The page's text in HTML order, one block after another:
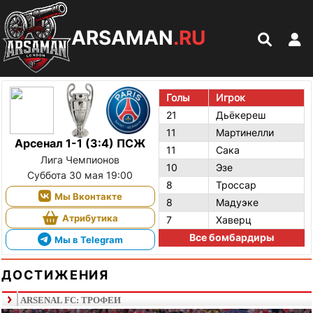
ARSAMAN.RU
Арсенал 1-1 (3:4) ПСЖ
Лига Чемпионов
Суббота 30 мая 19:00
Мы Вконтакте
Атрибутика
Мы в Telegram
Голы
Игрок
21
Дьёкереш
11
Мартинелли
11
Сака
10
Эзе
8
Троссар
8
Мадуэке
7
Хаверц
Все бомбардиры
ДОСТИЖЕНИЯ
ARSENAL FC: ТРОФЕИ